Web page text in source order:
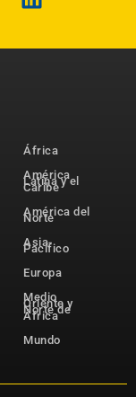
África
América
Latina y el
Caribe
América del
Norte
Asia-
Pacífico
Europa
Medio
Oriente y
Norte de
África
Mundo